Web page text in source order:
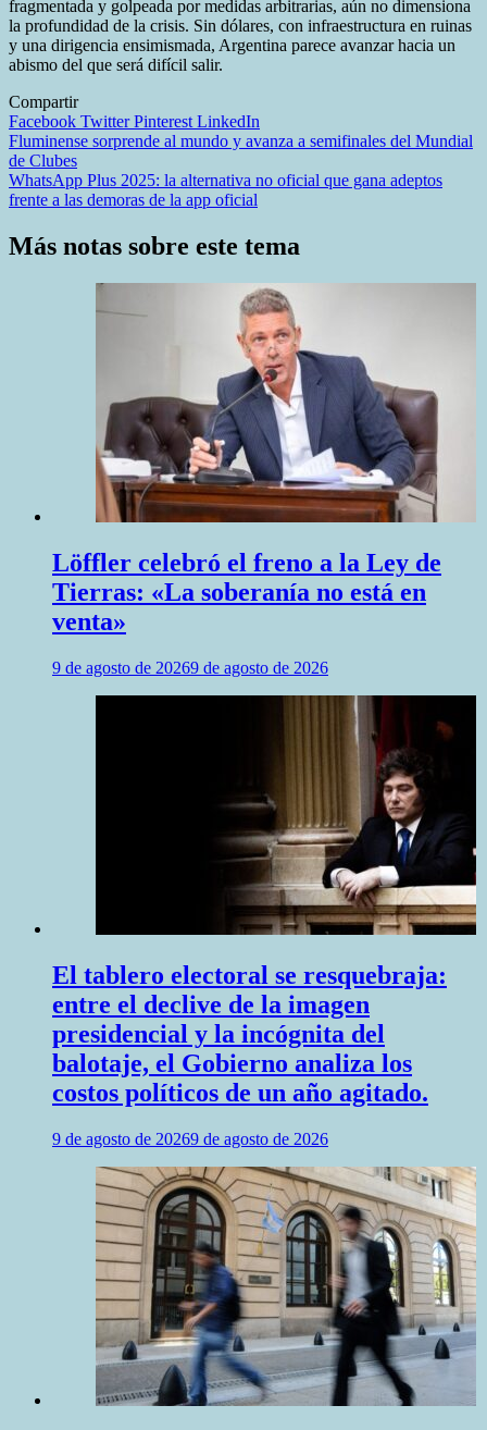
fragmentada y golpeada por medidas arbitrarias, aún no dimensiona
la profundidad de la crisis. Sin dólares, con infraestructura en ruinas
y una dirigencia ensimismada, Argentina parece avanzar hacia un
abismo del que será difícil salir.
Compartir
Facebook TwitterPinterest LinkedIn
Navegación
de
entradas
Fluminense sorprende al mundo y avanza a semifinales del Mundial
de Clubes
WhatsApp Plus 2025: la alternativa no oficial que gana adeptos
frente a las demoras de la app oficial
Más notas sobre este tema
Löffler celebró el freno a la Ley de
Tierras: «La soberanía no está en
venta»
9 de agosto de 20269 de agosto de 2026
El tablero electoral se resquebraja:
entre el declive de la imagen
presidencial y la incógnita del
balotaje, el Gobierno analiza los
costos políticos de un año agitado.
9 de agosto de 20269 de agosto de 2026